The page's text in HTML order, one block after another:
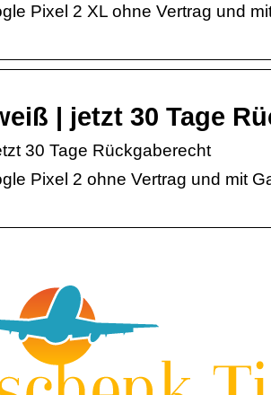
Pixel 2 XL ohne Vertrag und
| jetzt 30 Tage
30 Tage Rückgaberecht
Pixel 2 ohne Vertrag und mit